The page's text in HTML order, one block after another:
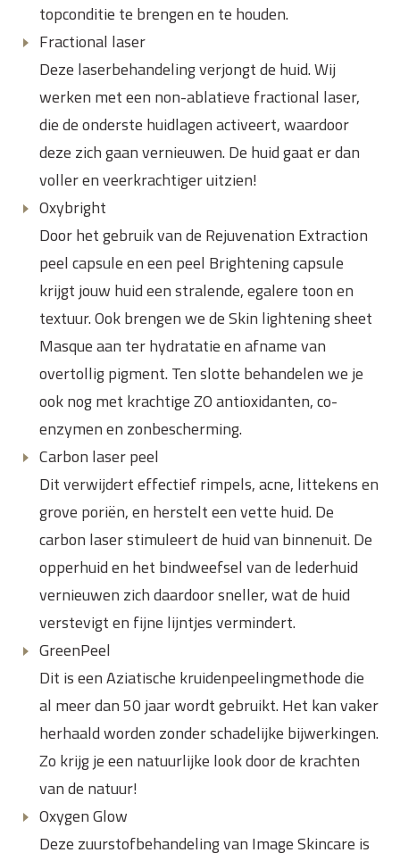
topconditie te brengen en te houden.
Fractional laser
Deze laserbehandeling verjongt de huid. Wij
werken met een non-ablatieve fractional laser,
die de onderste huidlagen activeert, waardoor
deze zich gaan vernieuwen. De huid gaat er dan
voller en veerkrachtiger uitzien!
Oxybright
Door het gebruik van de Rejuvenation Extraction
peel capsule en een peel Brightening capsule
krijgt jouw huid een stralende, egalere toon en
textuur. Ook brengen we de Skin lightening sheet
Masque aan ter hydratatie en afname van
overtollig pigment. Ten slotte behandelen we je
ook nog met krachtige ZO antioxidanten, co-
enzymen en zonbescherming.
Carbon laser peel
Dit verwijdert effectief rimpels, acne, littekens en
grove poriën, en herstelt een vette huid. De
carbon laser stimuleert de huid van binnenuit. De
opperhuid en het bindweefsel van de lederhuid
vernieuwen zich daardoor sneller, wat de huid
verstevigt en fijne lijntjes vermindert.
GreenPeel
Dit is een Aziatische kruidenpeelingmethode die
al meer dan 50 jaar wordt gebruikt. Het kan vaker
herhaald worden zonder schadelijke bijwerkingen.
Zo krijg je een natuurlijke look door de krachten
van de natuur!
Oxygen Glow
Deze zuurstofbehandeling van Image Skincare is